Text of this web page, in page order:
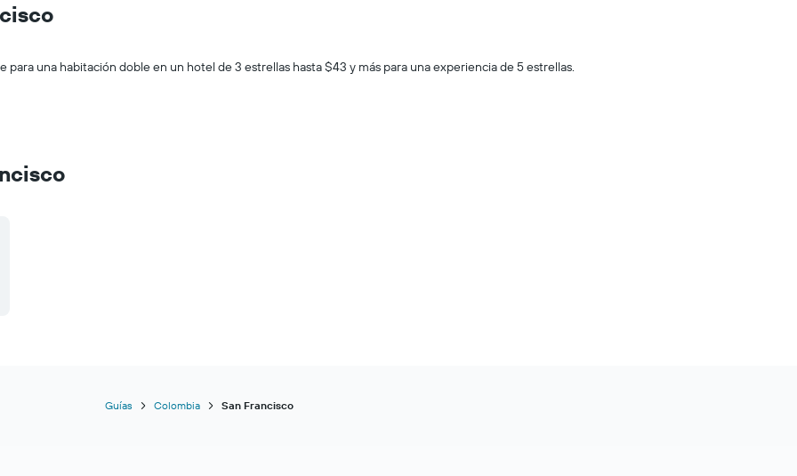
una habitación doble en un hotel de 3 estrellas hasta $43 y más para una experiencia de 5 estrellas.
Guías Colombia San Francisco